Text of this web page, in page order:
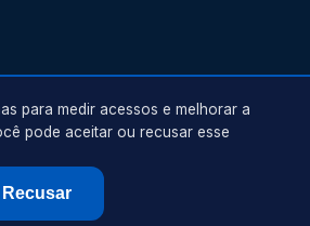
. Todos os direitos reservados.
para medir acessos e melhorar a
pode aceitar ou recusar esse
Recusar